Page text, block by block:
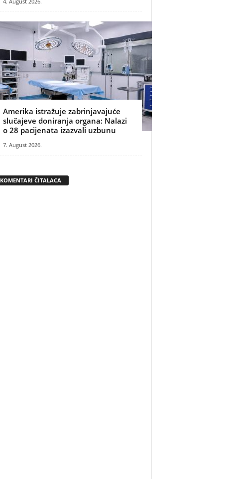
Amerika istražuje zabrinjavajuće
slučajeve doniranja organa: Nalazi
o 28 pacijenata izazvali uzbunu
7. August 2026.
KOMENTARI ČITALACA